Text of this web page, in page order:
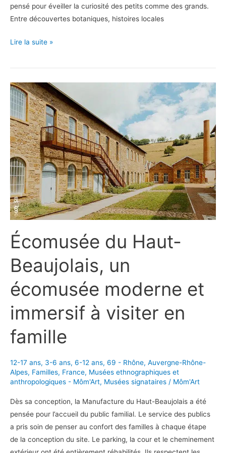
pensé pour éveiller la curiosité des petits comme des grands.
Entre découvertes botaniques, histoires locales
Venir
famille
Musée
de
la
fleur
d’Ollioules
et
de
l’olivier
Lire la suite »
Écomusée du Haut-
Beaujolais, un
écomusée moderne et
immersif à visiter en
famille
12-17 ans, 3-6 ans, 6-12 ans, 69 - Rhône, Auvergne-Rhône-
Alpes, Familles, France, Musées ethnographiques et
anthropologiques - Môm'Art, Musées signataires / Môm'Art
Dès sa conception, la Manufacture du Haut-Beaujolais a été
pensée pour l’accueil du public familial. Le service des publics
a pris soin de penser au confort des familles à chaque étape
de la conception du site. Le parking, la cour et le cheminement